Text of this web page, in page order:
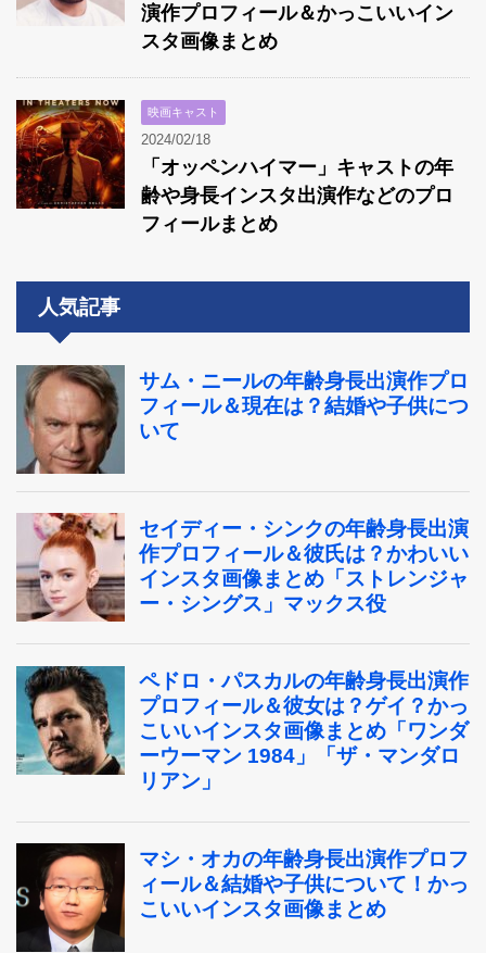
演作プロフィール＆かっこいいイン
スタ画像まとめ
映画キャスト
2024/02/18
「オッペンハイマー」キャストの年
齢や身長インスタ出演作などのプロ
フィールまとめ
人気記事